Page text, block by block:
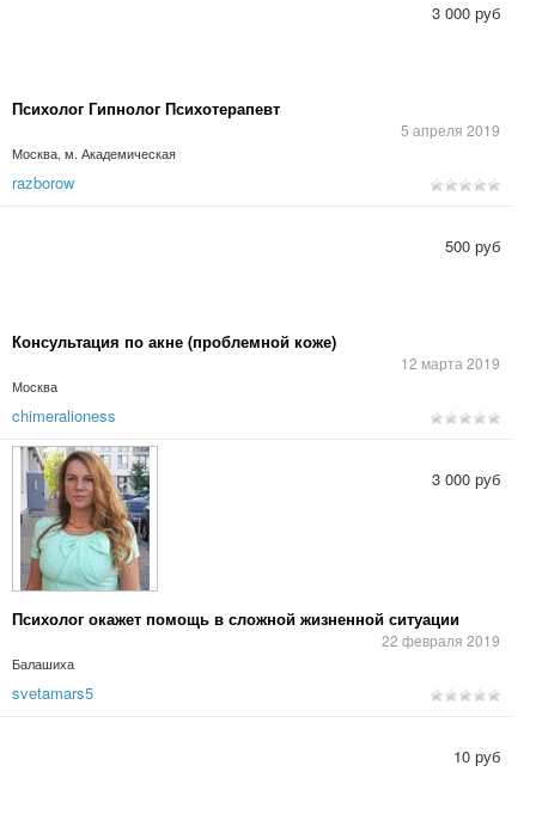
Психолог Гипнолог Психотерапевт
5 апреля 2019
Москва, м. Академическая
3 000 руб
razborow
Консультация по акне (проблемной коже)
12 марта 2019
Москва
500 руб
chimeralioness
Психолог окажет помощь в сложной жизненной ситуации
22 февраля 2019
Балашиха
3 000 руб
svetamars5
10 руб